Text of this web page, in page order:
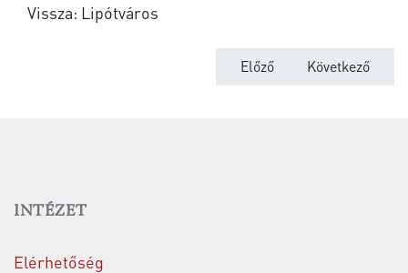
Vissza: Lipótváros
Előző cikk: Széchenyi
Előző Következő
Következő
INTÉZET
Elérhetőség